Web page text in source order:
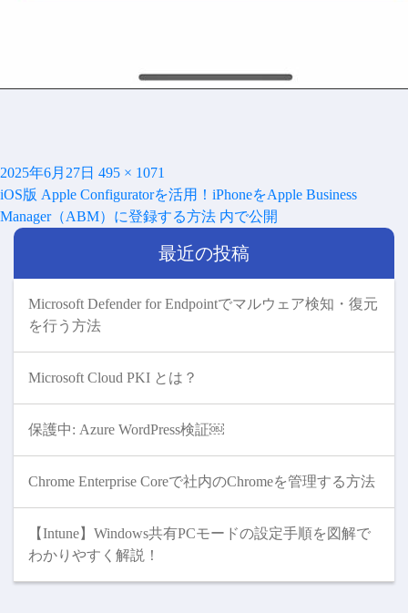
投
稿
日:
2025年6月27日 フ
ル
サ
495 × 1071
投
稿
ナ
iOS版 Apple Configuratorを活用！iPhoneをApple Business
Manager（ABM）に登録する方法 内で公開
最近の投稿
Microsoft Defender for Endpointでマルウェア検知・復元
を行う方法
Microsoft Cloud PKI とは？
保護中: Azure WordPress検証￼
Chrome Enterprise Coreで社内のChromeを管理する方法
【Intune】Windows共有PCモードの設定手順を図解で
わかりやすく解説！